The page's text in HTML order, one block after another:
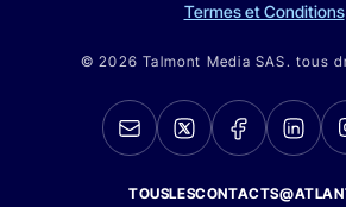
Termes et Conditions
© 2026 Talmont Media SAS. tous